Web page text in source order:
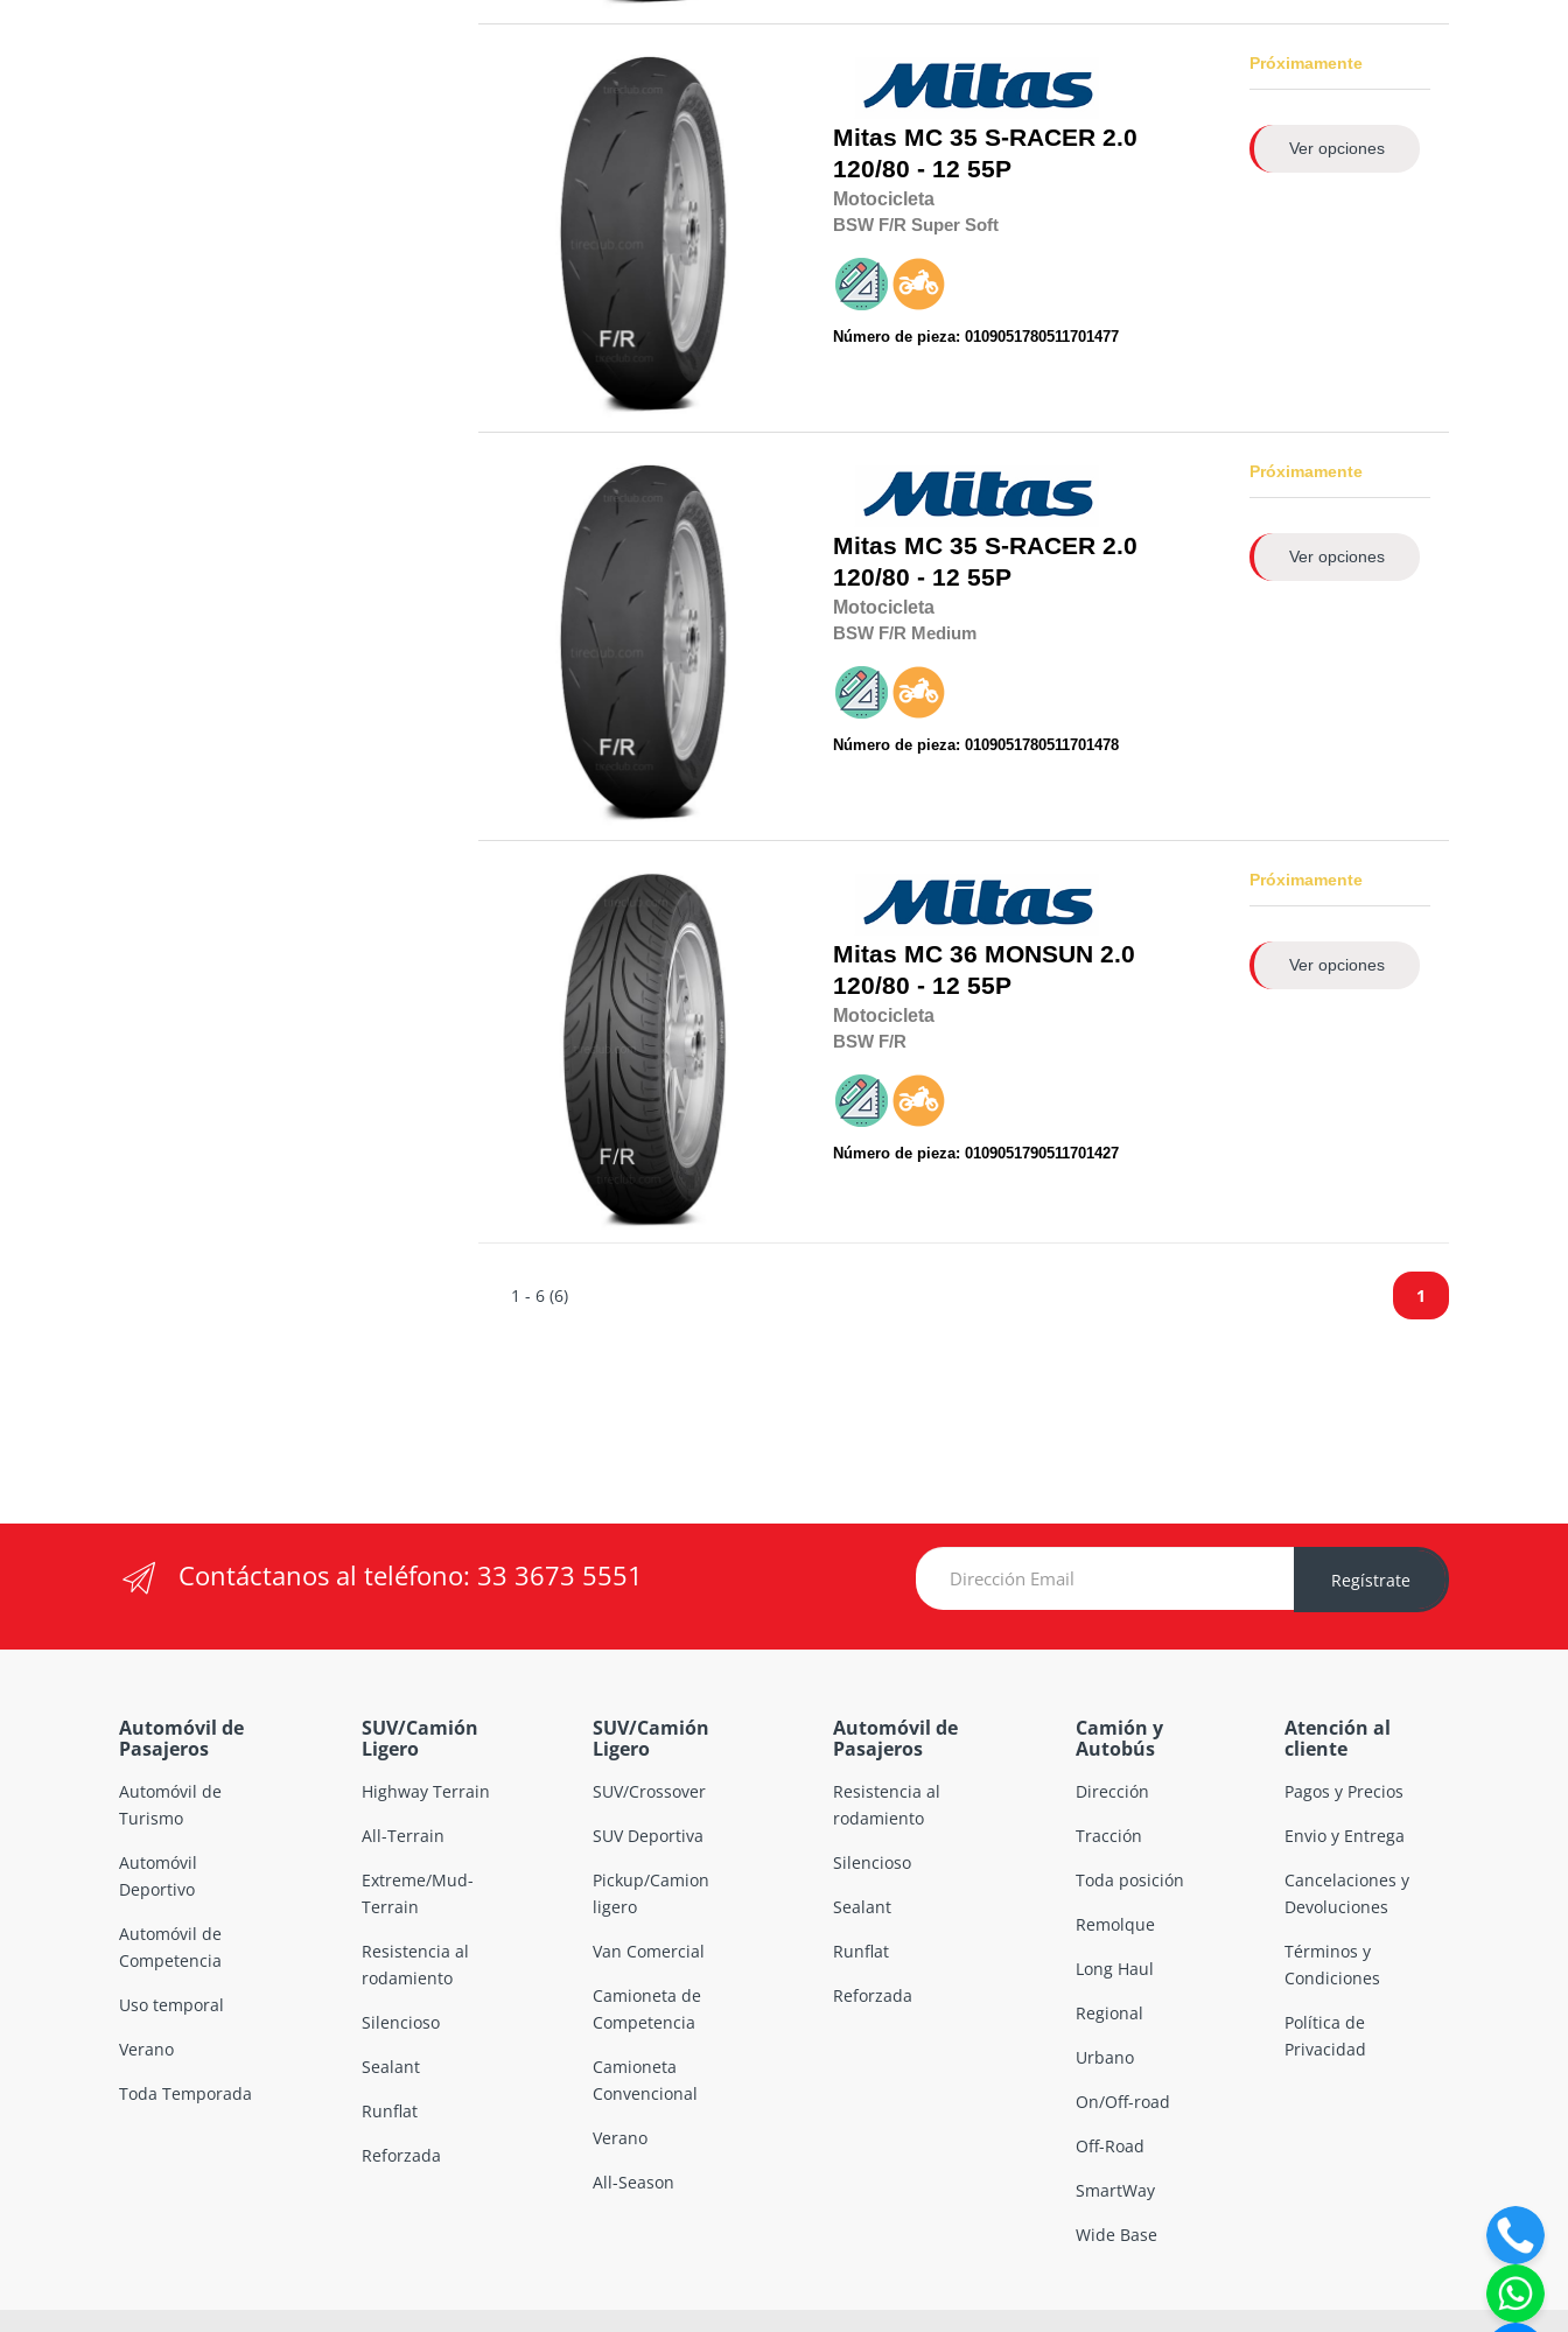
Mitas MC 35 S-RACER 2.0
120/80 - 12 55P
Motocicleta
BSW F/R Super Soft
Número de pieza: 0109051780511701477
Próximamente
Ver opciones
Mitas MC 35 S-RACER 2.0
120/80 - 12 55P
Motocicleta
BSW F/R Medium
Número de pieza: 0109051780511701478
Próximamente
Ver opciones
Mitas MC 36 MONSUN 2.0
120/80 - 12 55P
Motocicleta
BSW F/R
Número de pieza: 0109051790511701427
Próximamente
Ver opciones
1 - 6 (6) 1
Contáctanos al teléfono: 33 3673 5551 Regístrate
Automóvil de
Pasajeros
Automóvil de
Turismo
Automóvil
Deportivo
Automóvil de
Competencia
Uso temporal
Verano
Toda Temporada
SUV/Camión
Ligero
Highway Terrain
All-Terrain
Extreme/Mud-
Terrain
Resistencia al
rodamiento
Silencioso
Sealant
Runflat
Reforzada
SUV/Camión
Ligero
SUV/Crossover
SUV Deportiva
Pickup/Camion
ligero
Van Comercial
Camioneta de
Competencia
Camioneta
Convencional
Verano
All-Season
Automóvil de
Pasajeros
Resistencia al
rodamiento
Silencioso
Sealant
Runflat
Reforzada
Camión y
Autobús
Dirección
Tracción
Toda posición
Remolque
Long Haul
Regional
Urbano
On/Off-road
Off-Road
SmartWay
Wide Base
Atención al
cliente
Pagos y Precios
Envio y Entrega
Cancelaciones y
Devoluciones
Términos y
Condiciones
Política de
Privacidad